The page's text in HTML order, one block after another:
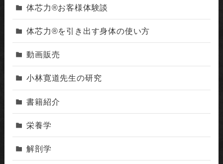
体芯力®︎お客様体験談
体芯力®︎を引き出す身体の使い方
動画販売
小林寛道先生の研究
書籍紹介
栄養学
解剖学